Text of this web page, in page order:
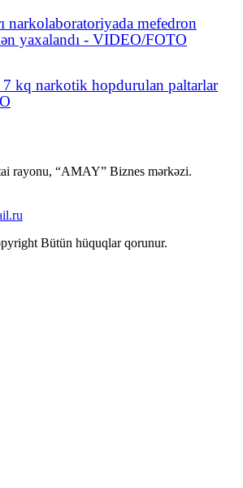
narkolaboratoriyada mefedron
yaxalandı - VIDEO/FOTO
7 kq narkotik hopdurulan paltarlar
rayonu, “AMAY” Biznes mərkəzi.
Bütün hüquqlar qorunur.